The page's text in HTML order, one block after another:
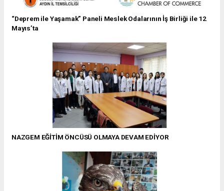
“Deprem ile Yaşamak” Paneli Meslek Odalarının İş Birliği ile 12
Mayıs’ta
NAZGEM EĞİTİM ÖNCÜSÜ OLMAYA DEVAM EDİYOR